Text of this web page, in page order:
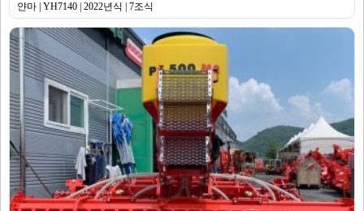
얀마 | YH7140 | 2022년식 | 7조식